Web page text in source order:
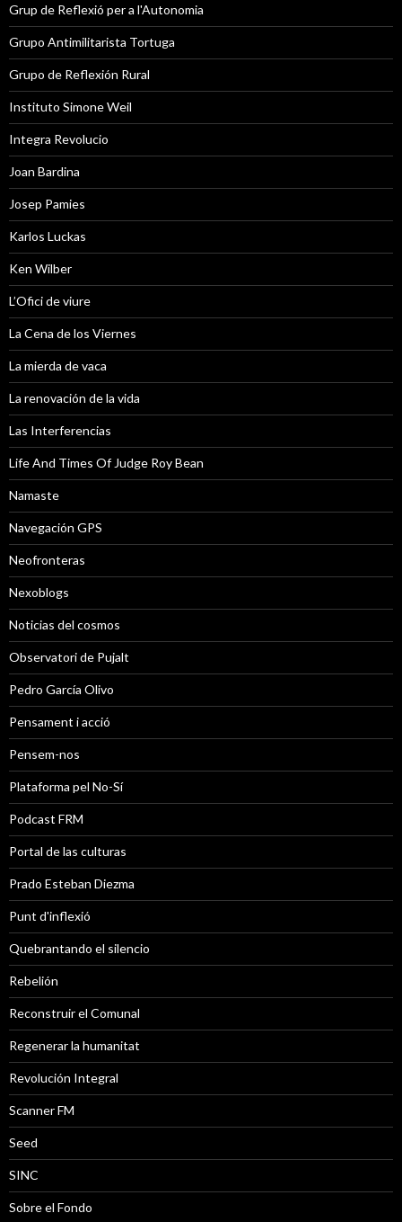
Grup de Reflexió per a l'Autonomia
Grupo Antimilitarista Tortuga
Grupo de Reflexión Rural
Instituto Simone Weil
Integra Revolucio
Joan Bardina
Josep Pamies
Karlos Luckas
Ken Wilber
L’Ofici de viure
La Cena de los Viernes
La mierda de vaca
La renovación de la vida
Las Interferencias
Life And Times Of Judge Roy Bean
Namaste
Navegación GPS
Neofronteras
Nexoblogs
Noticias del cosmos
Observatori de Pujalt
Pedro García Olivo
Pensament i acció
Pensem-nos
Plataforma pel No-Sí
Podcast FRM
Portal de las culturas
Prado Esteban Diezma
Punt d'inflexió
Quebrantando el silencio
Rebelión
Reconstruir el Comunal
Regenerar la humanitat
Revolución Integral
Scanner FM
Seed
SINC
Sobre el Fondo